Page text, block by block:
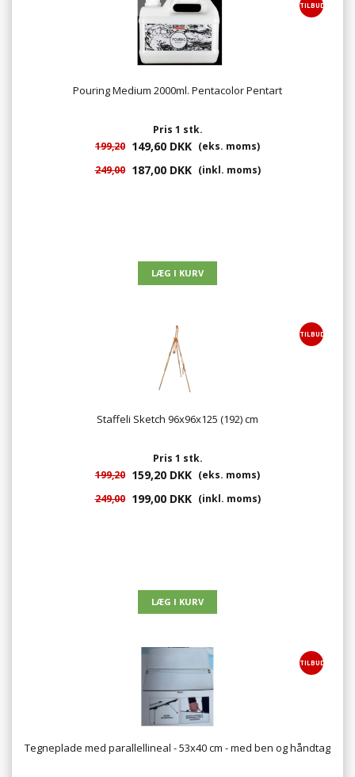
TILBUD
Pouring Medium 2000ml. Pentacolor Pentart
Pris 1 stk.
199,20 149,60 DKK (eks. moms)
249,00 187,00 DKK (inkl. moms)
TILBUD
Staffeli Sketch 96x96x125 (192) cm
Pris 1 stk.
199,20 159,20 DKK (eks. moms)
249,00 199,00 DKK (inkl. moms)
TILBUD
Tegneplade med parallellineal - 53x40 cm - med ben og håndtag